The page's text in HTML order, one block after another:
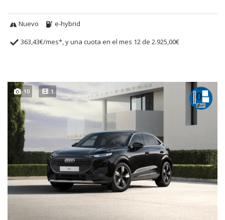
Nuevo
e-hybrid
363,43€/mes*, y una cuota en el mes 12 de 2.925,00€
10 1